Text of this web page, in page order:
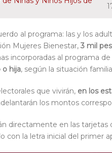
al programa: las y los
Mujeres Bienestar, 3 mil
incorporadas al programa
o hija, según la situación
que vivirán, en los
los montos
directamente en las tarjetas
con la letra inicial del primer